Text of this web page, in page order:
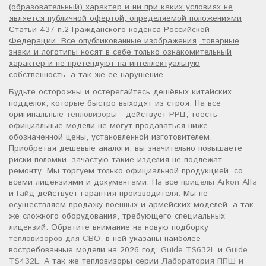
(образовательный) характер и ни при каких условиях не
является публичной офертой, определяемой положениями
Статьи 437 п.2 Гражданского кодекса Российской
Федерации. Все опубликованные изображения, товарные
знаки и логотипы носят в себе только ознакомительный
характер и не претендуют на интеллектуальную
собственность, а так же ее нарушение.
Будьте осторожны и остерегайтесь дешёвых китайских
подделок, которые быстро выходят из строя. На все
оригинальные тепловизоры - действует РРЦ, тоесть
официальные модели не могут продаваться ниже
обозначенной цены, установленной изготовителем.
Приобретая дешевые аналоги, вы значительно повышаете
риски поломки, зачастую такие изделия не подлежат
ремонту. Мы торгуем только официальной продукцией, со
всеми лицензиями и документами. На все прицелы Arkon Alfa
и Гайд действует гарантия производителя. Мы не
осуществляем продажу военных и армейских моделей, а так
же сложного оборудования, требующего специальных
лицензий. Обратите внимание на новую подборку
тепловизоров для СВО, в ней указаны наиболее
востребованные модели на 2026 год: Guide TS632L и Guide
TS432L. А так же тепловизоры серии Лаборатория ППШ и